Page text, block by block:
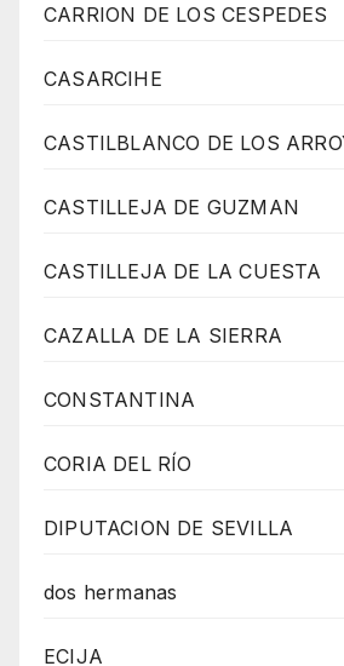
CARRION DE LOS CESPEDES
CASARCIHE
CASTILBLANCO DE LOS
CASTILLEJA DE GUZMAN
CASTILLEJA DE LA CUESTA
CAZALLA DE LA SIERRA
CONSTANTINA
CORIA DEL RÍO
DIPUTACION DE SEVILLA
dos hermanas
ECIJA